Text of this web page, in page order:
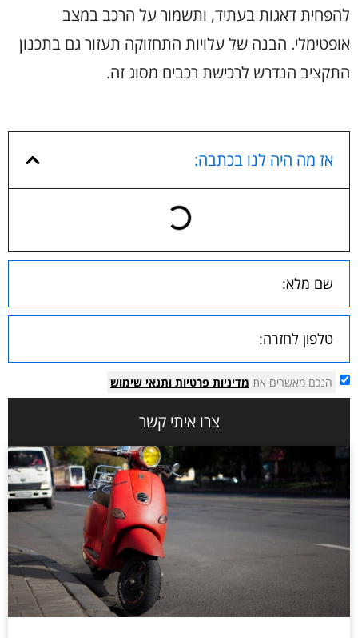
להפחית דאגות בעתיד, ותשמור על הרכב במצב
אופטימלי. הבנה של עלויות התחזוקה תעזור גם בתכנון
התקציב הנדרש לרכישת רכבים מסוג זה.
אז מה היה לנו בכתבה:
הנכם מאשרים את מדיניות פרטיות ותנאי שימוש
צרו איתי קשר